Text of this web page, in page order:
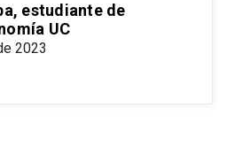
estudiante de
UC
2023